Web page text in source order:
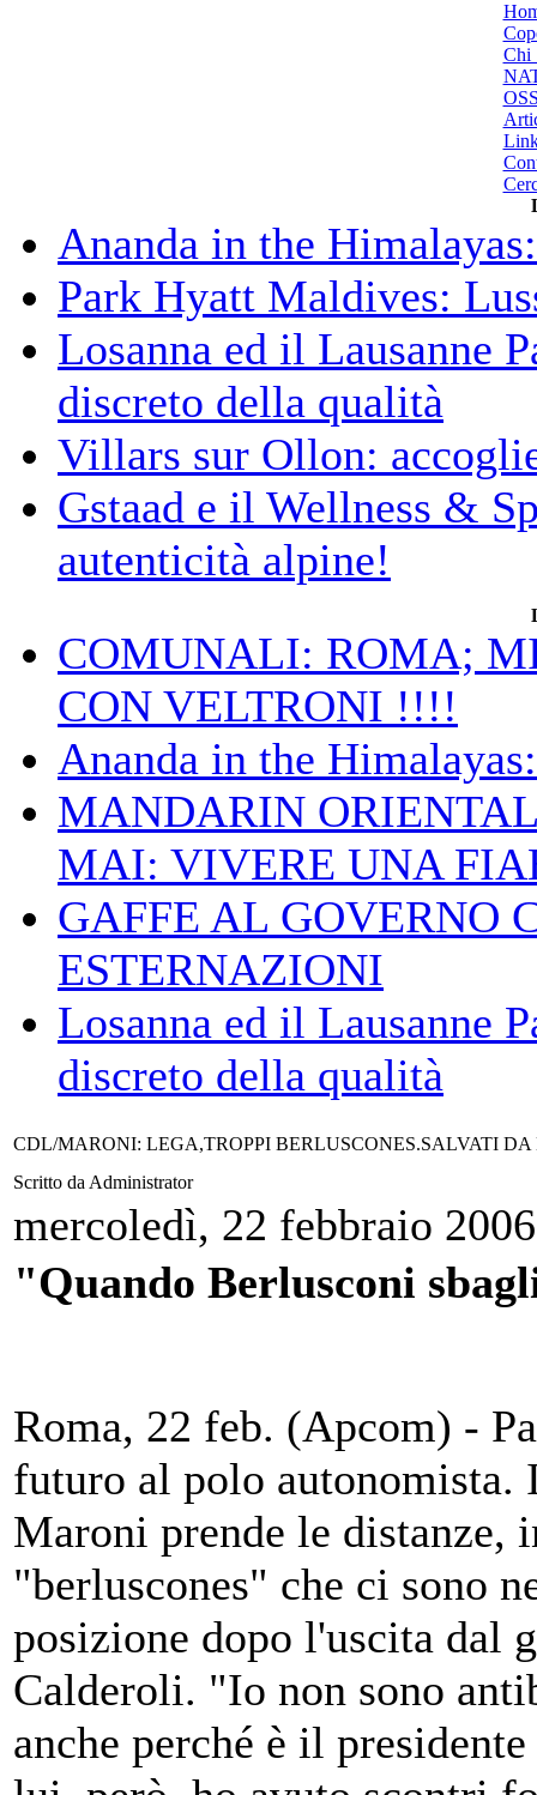
Chi
Ananda in the
Park Hyatt Maldives:
Losanna ed il Lausanne
discreto della qualità
Villars sur Ollon:
Gstaad e il Wellness &
autenticità alpine!
COMUNALI: ROMA;
CON VELTRONI !!!!
Ananda in the
MANDARIN
MAI: VIVERE UNA
GAFFE AL GOVERNO
ESTERNAZIONI
Losanna ed il Lausanne
discreto della qualità
CDL/MARONI: LEGA,TROPPI BERLUSCONES.SALVATI
Scritto da Administrator
mercoledì, 22 febbraio 2006
"Quando Berlusconi
Roma, 22 feb. (Apcom) -
futuro al polo
Maroni prende le distanze,
"berluscones" che ci sono
posizione dopo l'uscita dal
Calderoli. "Io non sono
anche perché è il